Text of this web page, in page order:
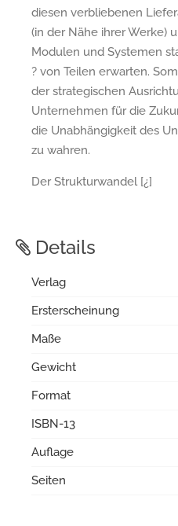
diesen verbliebenen
(in der Nähe ihrer Werke)
Modulen und Systemen
? von Teilen erwarten.
der strategischen
Unternehmen für die
die Unabhängigkeit des
zu wahren.
Der Strukturwandel [¿]
Details
Verlag
Ersterscheinung
Maße
Gewicht
Format
ISBN-13
Auflage
Seiten